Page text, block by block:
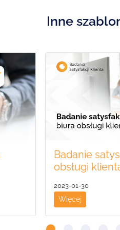
Inne
Badanie
obsługi
2023-01-30
Więcej